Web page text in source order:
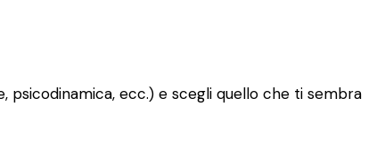
ecc.) e scegli quello che ti sembra